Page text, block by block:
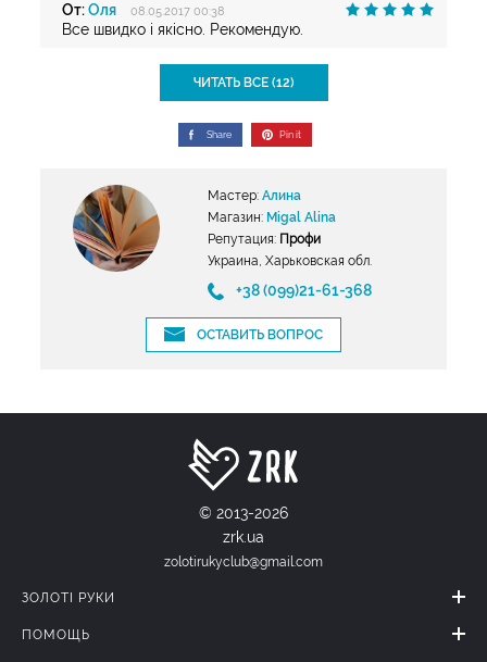
От:Оля 08.05.2017 00:38
Все швидко і якісно. Рекомендую.
ЧИТАТЬ ВСЕ (12)
Share Pin it
Мастер: Алина
Магазин: Migal Alina
Репутация: Профи
Украина, Харьковская обл.
+38 (099)21-61-368
ОСТАВИТЬ ВОПРОС
© 2013-2026
zrk.ua
zolotirukyclub@gmail.com
ЗОЛОТІ РУКИ
ПОМОЩЬ